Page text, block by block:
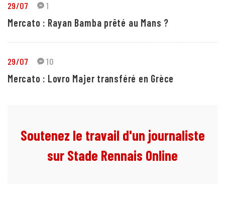
29/07 1
Mercato : Rayan Bamba prêté au Mans ?
29/07 10
Mercato : Lovro Majer transféré en Grèce
Soutenez le travail d'un journaliste
sur Stade Rennais Online